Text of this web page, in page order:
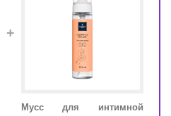
+
Мусс для интимной